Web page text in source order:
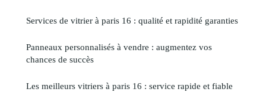
Services de vitrier à paris 16 : qualité et rapidité garanties
Panneaux personnalisés à vendre : augmentez vos
chances de succès
Les meilleurs vitriers à paris 16 : service rapide et fiable